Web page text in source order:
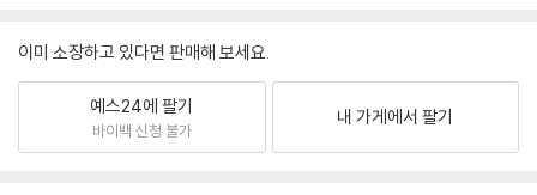
이미 소장하고 있다면 판매해 보세요.
예스24에 팔기
바이백 신청 불가
내 가게에서 팔기